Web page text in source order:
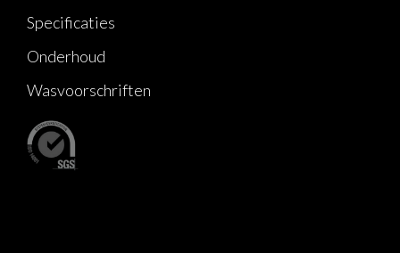
Specificaties
Onderhoud
Wasvoorschriften